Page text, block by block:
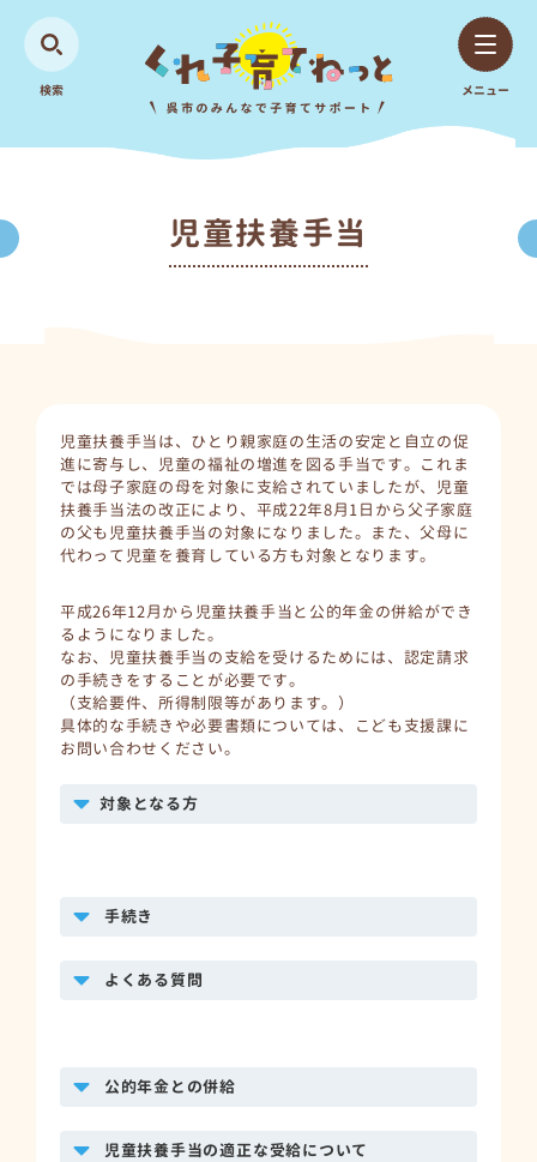
検索 メニュー
児童扶養手当
児童扶養手当は、ひとり親家庭の生活の安定と自立の促
進に寄与し、児童の福祉の増進を図る手当です。これま
では母子家庭の母を対象に支給されていましたが、児童
扶養手当法の改正により、平成22年8月1日から父子家庭
の父も児童扶養手当の対象になりました。また、父母に
代わって児童を養育している方も対象となります。
平成26年12月から児童扶養手当と公的年金の併給ができ
るようになりました。
なお、児童扶養手当の支給を受けるためには、認定請求
の手続きをすることが必要です。
（支給要件、所得制限等があります。）
具体的な手続きや必要書類については、こども支援課に
お問い合わせください。
対象となる方
手続き
よくある質問
公的年金との併給
児童扶養手当の適正な受給について